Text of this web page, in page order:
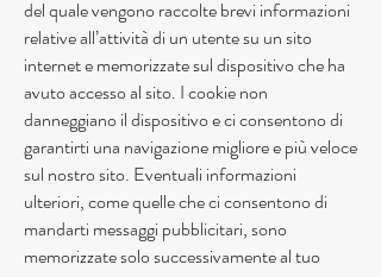
del quale vengono raccolte brevi informazioni
relative all’attività di un utente su un sito
internet e memorizzate sul dispositivo che ha
avuto accesso al sito. I cookie non
danneggiano il dispositivo e ci consentono di
garantirti una navigazione migliore e più veloce
sul nostro sito. Eventuali informazioni
ulteriori, come quelle che ci consentono di
mandarti messaggi pubblicitari, sono
memorizzate solo successivamente al tuo